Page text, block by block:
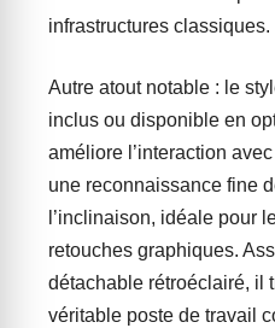
infrastructures classiques.
Autre atout notable : le
inclus ou disponible en
améliore l’interaction
une reconnaissance fine
l’inclinaison, idéale pour
retouches graphiques.
détachable rétroéclairé, il
véritable poste de travail